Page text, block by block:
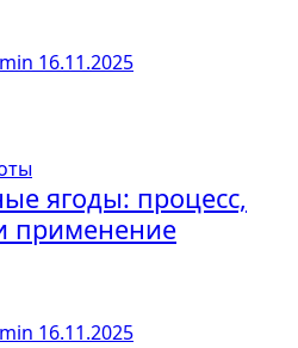
16.11.2025
ягоды: процесс,
применение
16.11.2025